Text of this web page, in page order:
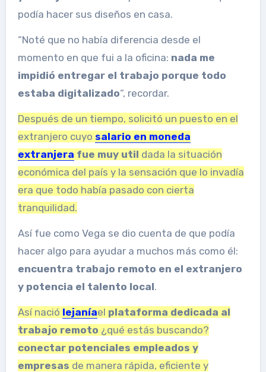
podía hacer sus diseños en casa.
“Noté que no había diferencia desde el
momento en que fui a la oficina: nada me
impidió entregar el trabajo porque todo
estaba digitalizado“, recordar.
Después de un tiempo, solicitó un puesto en el
extranjero cuyo salario en moneda
extranjera fue muy util dada la situación
económica del país y la sensación que lo invadía
era que todo había pasado con cierta
tranquilidad.
Así fue como Vega se dio cuenta de que podía
hacer algo para ayudar a muchos más como él:
encuentra trabajo remoto en el extranjero
y potencia el talento local.
Así nació lejaníael plataforma dedicada al
trabajo remoto ¿qué estás buscando?
conectar potenciales empleados y
empresas de manera rápida, eficiente y